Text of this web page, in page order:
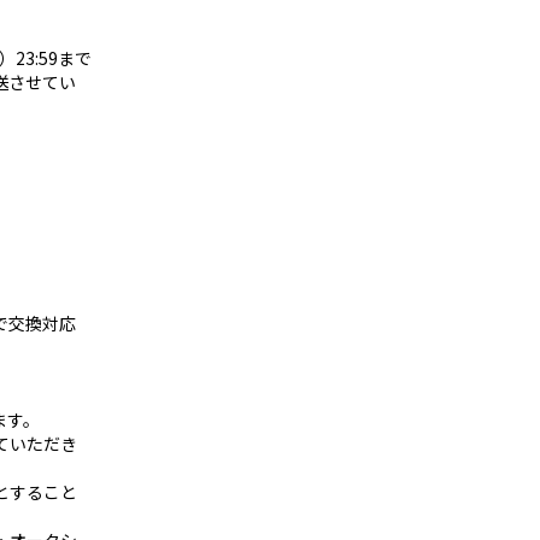
23:59まで
させてい
交換対応
。
いただき
すること